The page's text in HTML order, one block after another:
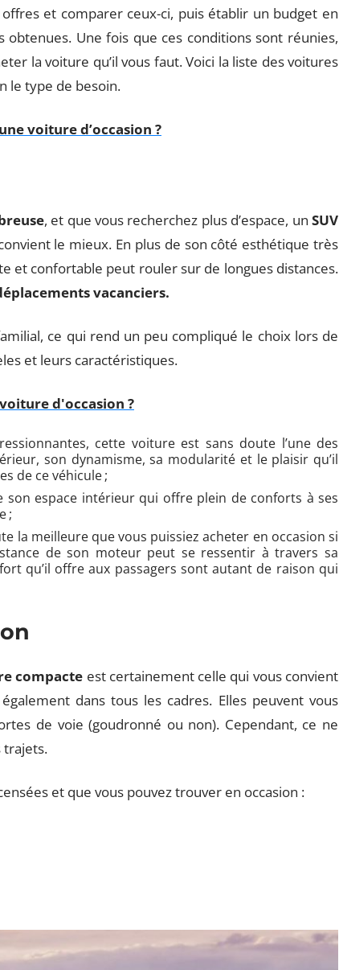
et comparer ceux-ci, puis établir un budget en
Une fois que ces conditions sont réunies,
la voiture qu’il vous faut. Voici la liste des voitures
le type de besoin.
voiture d’occasion ?
, et que vous recherchez plus d’espace, unSUV
le mieux. En plus de son côté esthétique très
et confortable peut rouler sur de longues distances.
vacanciers.
ce qui rend un peu compliqué le choix lors de
et leurs caractéristiques.
d'occasion ?
cette voiture est sans doute l’une des
son dynamisme, sa modularité et le plaisir qu’il
de ce véhicule ;
son espace intérieur qui offre plein de conforts à ses
;
la meilleure que vous puissiez acheter en occasion si
de son moteur peut se ressentir à travers sa
qu’il offre aux passagers sont autant de raison qui
compacte est certainement celle qui vous convient
dans tous les cadres. Elles peuvent vous
de voie (goudronné ou non). Cependant, ce ne
trajets.
et que vous pouvez trouver en occasion :